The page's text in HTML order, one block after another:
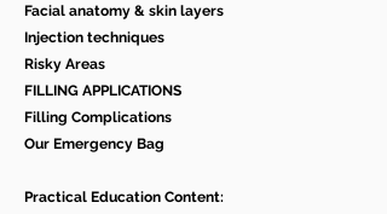
Facial anatomy & skin layers
Injection techniques
Risky Areas
FILLING APPLICATIONS
Filling Complications
Our Emergency Bag
Practical Education Content: